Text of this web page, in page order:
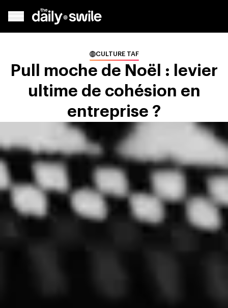
CULTURE TAF
Pull moche de Noël : levier
ultime de cohésion en
entreprise ?